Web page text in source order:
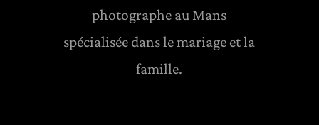
photographe au Mans
spécialisée dans le mariage et la
famille.